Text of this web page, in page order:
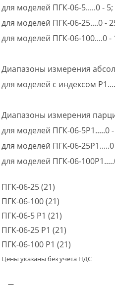
для моделей ПГК-06-5.....0 - 5;
для моделей ПГК-06-25....0 -
для моделей ПГК-06-100....0 -
Диапазоны измерения
для моделей с индексом
Диапазоны измерения
для моделей ПГК-06-5Р1.....0 -
для моделей ПГК-06-25Р1.....0
для моделей ПГК-06-
ПГК-06-25 (21)
ПГК-06-100 (21)
ПГК-06-5 Р1 (21)
ПГК-06-25 Р1 (21)
ПГК-06-100 Р1 (21)
Цены указаны без учета НДС